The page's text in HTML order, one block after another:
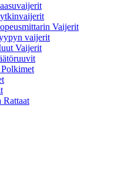
Vaijerit
vaijerit
Vaijerit